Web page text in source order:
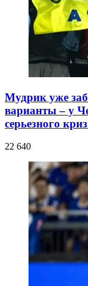
Мудрик уже
варианты – у
серьезного
22 640